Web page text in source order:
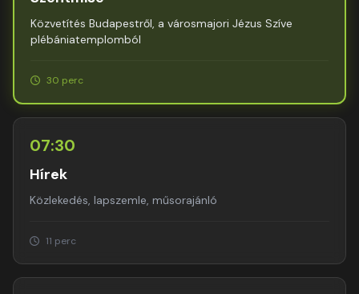
Közvetítés Budapestről, a városmajori Jézus Szíve
plébániatemplomból
30 perc
07:30
Hírek
Közlekedés, lapszemle, műsorajánló
11 perc